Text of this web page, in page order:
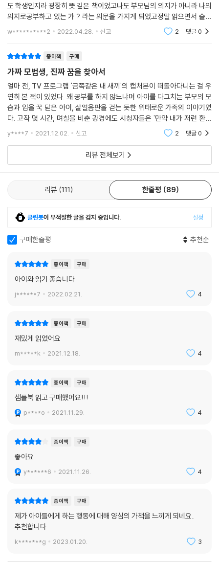
도 학생인지라 굉장히 뜻 깊은 책이었고나도 부모님의 의지가 아니라 나의
의지로공부하고 있는 가 ? 라는 의문을 가지게 되었고정말 읽으면서 슬프
기도 공감되기도 하는 작품이었습니다원래 책을 읽으면 두번 안 보는데 이
w**********2 2022.04.28. 신고 2 댓글0
종이책 구매
가짜 모범생, 진짜 꿈을 찾아서
얼마 전, TV 프로그램 '금쪽같은 내 새끼'의 캡처본이 떠돌아다니는 걸 우
연히 본 적이 있었다. 왜 공부를 하지 않느냐며 아이를 다그치는 부모의 모
습과 입을 꾹 닫은 아이, 살얼음판을 걷는 듯한 위태로운 가족의 이야기였
다. 고작 몇 시간, 며칠을 비춘 광경에도 시청자들은 '만약 내가 저런 환경
에서 자랐으면 진작 미쳤을 거다'라며 혀를 내둘렀다. 잠시 잠깐 본 사람들
의 반응도 이
y****7 2021.12.02. 신고 2 댓글0
리뷰 전체보기
리뷰 111 한줄평 89
클린봇이 부적절한 글을 감지 중입니다. 설정
구매한줄평 추천순
종이책 구매
아이와 읽기 좋습니다
j******7 2022.02.21. 4
종이책 구매
재밌게 읽었어요
m*****k 2021.12.18. 4
종이책 구매
샘플북 읽고 구매했어요!!!
p****o 2021.11.29. 4
종이책 구매
좋아요
y******6 2021.11.26. 4
종이책 구매
제가 아이들에게 하는 행동에 대해 양심의 가책을 느끼게 되네요..
추천합니다
k*******g 2023.01.20. 3